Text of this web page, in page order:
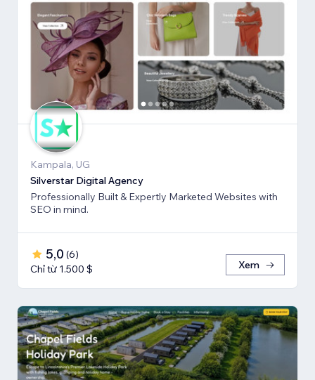
Kampala, UG
Silverstar Digital Agency
Professionally Built & Expertly Marketed Websites with
SEO in mind.
5,0 (6)
Chỉ từ 1.500 $
Xem